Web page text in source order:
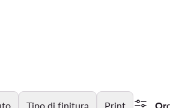
Tipo di finitura Print